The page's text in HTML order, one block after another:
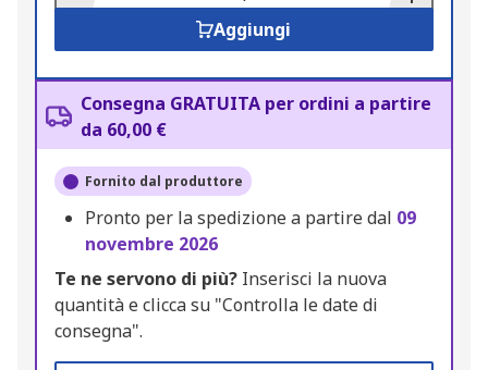
Aggiungi
Consegna GRATUITA per ordini a partire
da 60,00 €
Fornito dal produttore
Pronto per la spedizione a partire dal 09
novembre 2026
Te ne servono di più? Inserisci la nuova
quantità e clicca su "Controlla le date di
consegna".